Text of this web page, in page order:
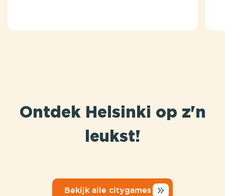
Ontdek Helsinki op z'n
leukst!
Bekijk alle citygames